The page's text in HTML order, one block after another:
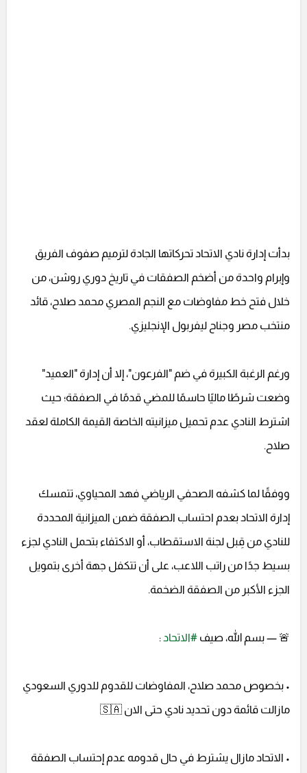
بدأت إدارة نادي الاتحاد تحركاتها الجادة لترميم صفوف الفريق
وإبرام واحدة من أضخم الصفقات في تاريخ دوري روشن، من
خلال فتح خط مفاوضات مع النجم المصري محمد صلاح، قائد
منتخب مصر وجناح ليفربول الإنجليزي.
ورغم الرغبة الكبيرة في ضم "الفرعون"، إلا أن إدارة "العميد"
وضعت شرطًا ماليًا حاسمًا للمضي قدمًا في الصفقة؛ حيث
اشترط النادي عدم تحميل ميزانيته الخاصة القيمة الكاملة لعقد
صلاح.
ووفقًا لما كشفه الصحفي الرياضي فهد المحياوي، تتمسك
إدارة الاتحاد بعدم احتساب الصفقة ضمن الميزانية المحددة
للنادي من قِبل لجنة الاستقطاب، أو الاكتفاء بتحمل النادي لجزء
بسيط جدًا من راتب اللاعب، على أن تتكفل جهة أخرى بتمويل
الجزء الأكبر من الصفقة الضخمة.
🚨 — بسم الله، صيف #الاتحاد :
• بخصوص محمد صلاح، المفاوضات للقدوم للدوري السعودي
مازالت قائمة دون تحديد نادي حتى الان 🇸🇦
• الاتحاد مازال يشترط في حال قدومه عدم إحتساب الصفقة